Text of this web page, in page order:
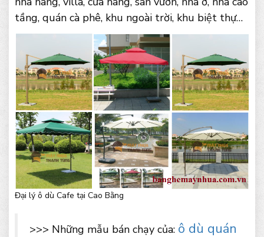
tầng, quán cà phê, khu ngoài trời, khu biệt thự…
Đại lý ô dù Cafe tại Cao Bằng
>>> Những mẫu bán chạy của: ô dù quán